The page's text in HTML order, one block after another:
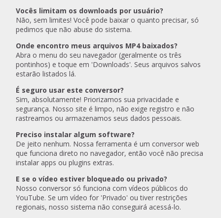
Vocês limitam os downloads por usuário?
Não, sem limites! Você pode baixar o quanto precisar, só
pedimos que não abuse do sistema.
Onde encontro meus arquivos MP4 baixados?
Abra o menu do seu navegador (geralmente os três
pontinhos) e toque em 'Downloads'. Seus arquivos salvos
estarão listados lá.
É seguro usar este conversor?
Sim, absolutamente! Priorizamos sua privacidade e
segurança. Nosso site é limpo, não exige registro e não
rastreamos ou armazenamos seus dados pessoais.
Preciso instalar algum software?
De jeito nenhum. Nossa ferramenta é um conversor web
que funciona direto no navegador, então você não precisa
instalar apps ou plugins extras.
E se o vídeo estiver bloqueado ou privado?
Nosso conversor só funciona com vídeos públicos do
YouTube. Se um vídeo for 'Privado' ou tiver restrições
regionais, nosso sistema não conseguirá acessá-lo.